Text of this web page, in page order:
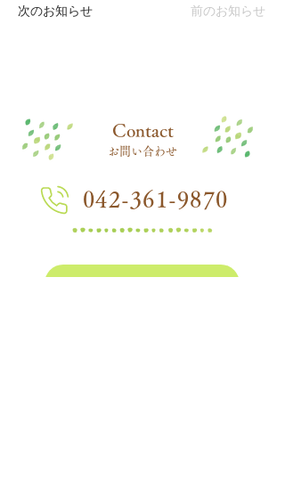
次のお知らせ 前のお知らせ
​Contact
お問い合わせ
042-361-9870